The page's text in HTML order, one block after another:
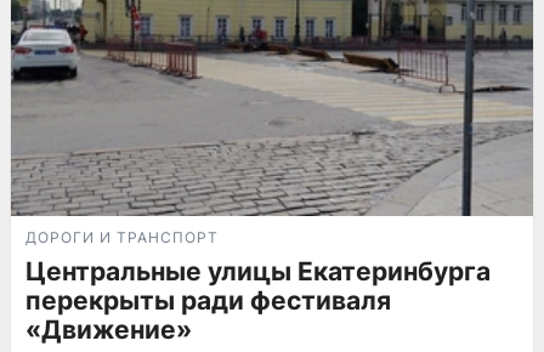
ДОРОГИ И ТРАНСПОРТ
Центральные улицы Екатеринбурга
перекрыты ради фестиваля
«Движение»